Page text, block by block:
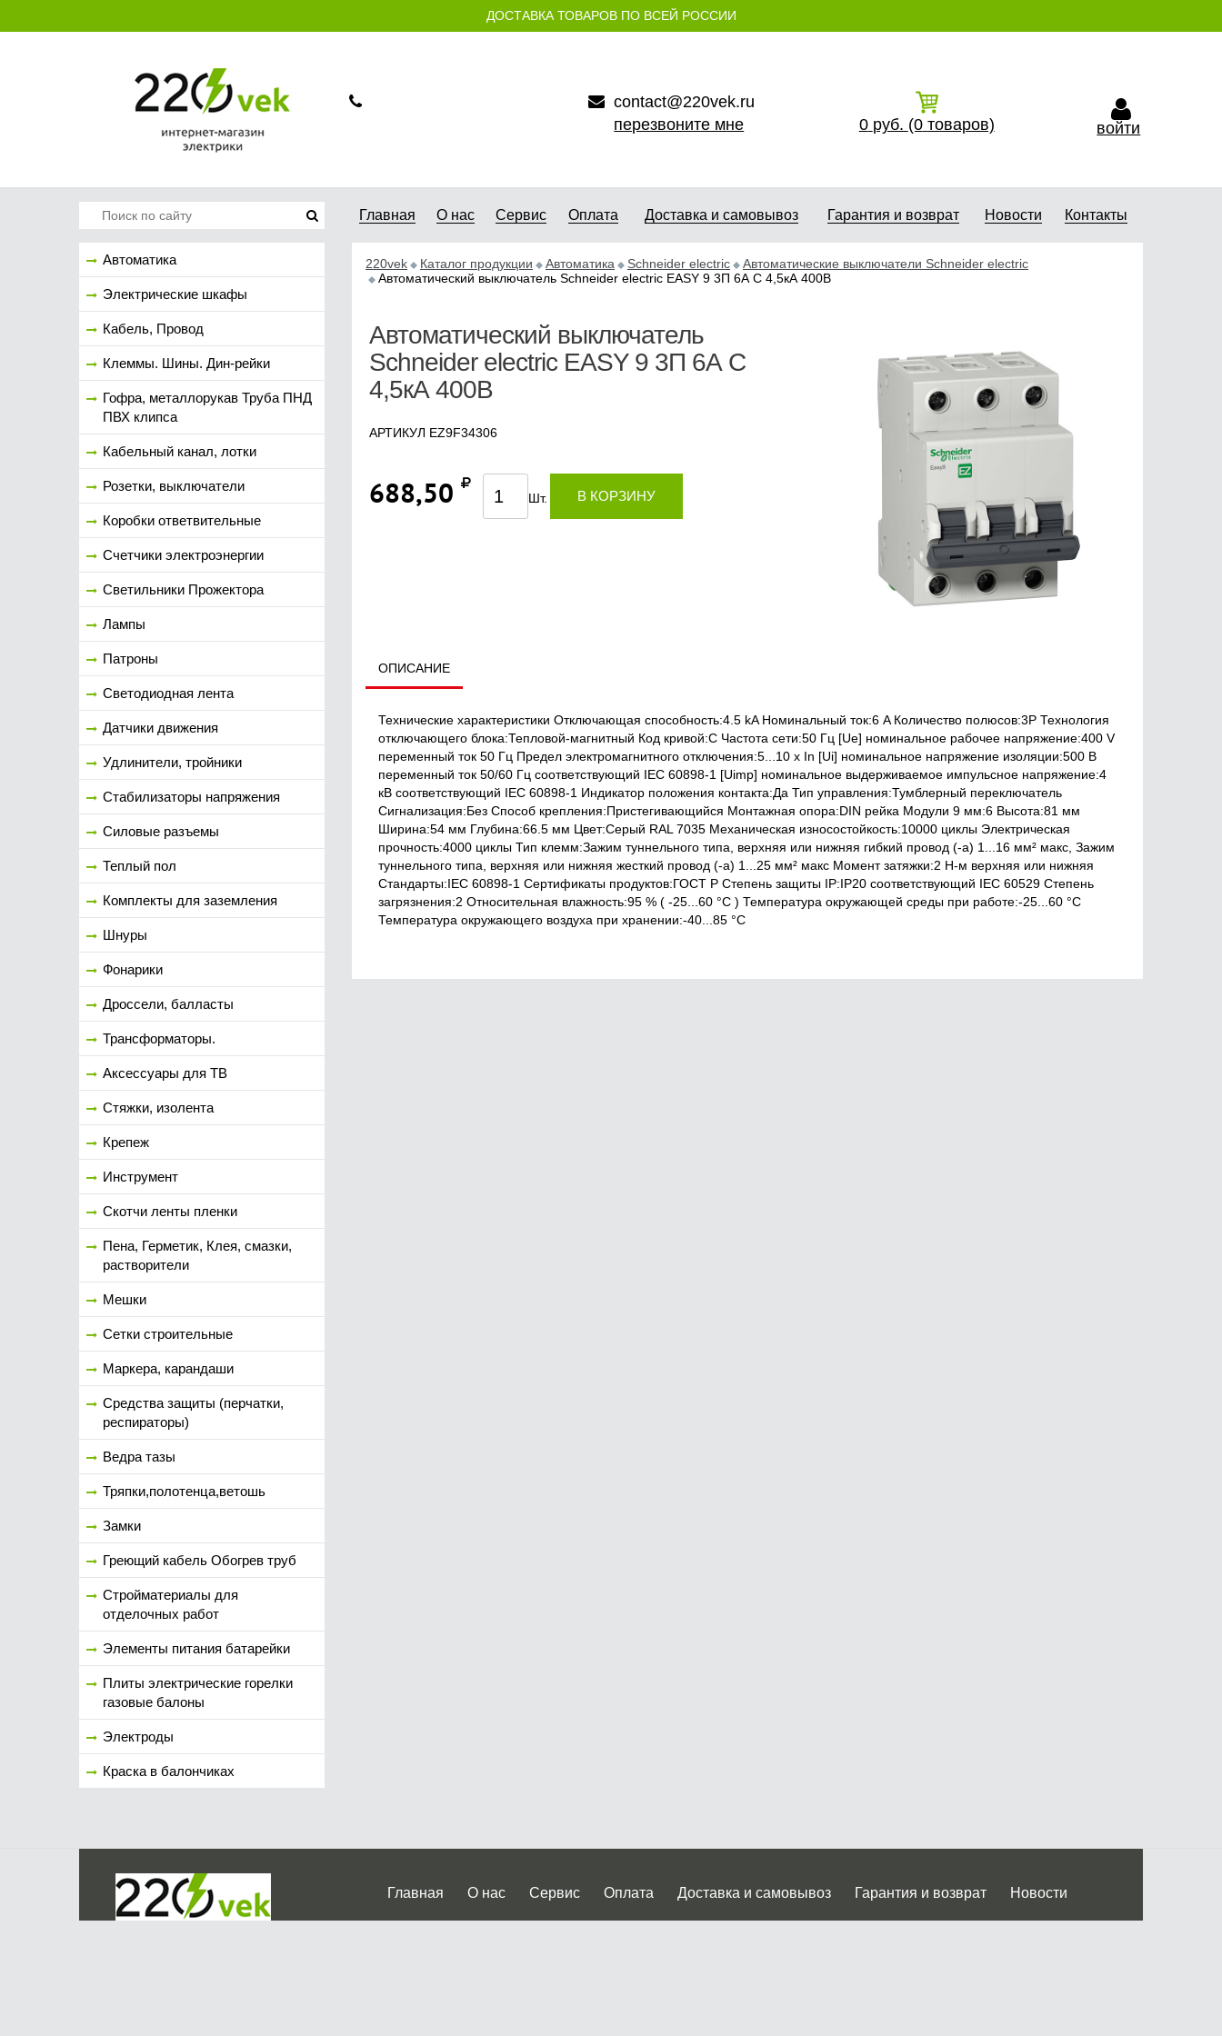
ДОСТАВКА ТОВАРОВ ПО ВСЕЙ РОССИИ
contact@220vek.ru
перезвоните мне
0 руб. (0 товаров) войти
Автоматика
Электрические шкафы
Кабель, Провод
Клеммы. Шины. Дин-рейки
Гофра, металлорукав Труба ПНД
ПВХ клипса
Кабельный канал, лотки
Розетки, выключатели
Коробки ответвительные
Счетчики электроэнергии
Светильники Прожектора
Лампы
Патроны
Светодиодная лента
Датчики движения
Удлинители, тройники
Стабилизаторы напряжения
Силовые разъемы
Теплый пол
Комплекты для заземления
Шнуры
Фонарики
Дроссели, балласты
Трансформаторы.
Аксессуары для ТВ
Стяжки, изолента
Крепеж
Инструмент
Скотчи ленты пленки
Пена, Герметик, Клея, смазки,
растворители
Мешки
Сетки строительные
Маркера, карандаши
Средства защиты (перчатки,
респираторы)
Ведра тазы
Тряпки,полотенца,ветошь
Замки
Греющий кабель Обогрев труб
Стройматериалы для
отделочных работ
Элементы питания батарейки
Плиты электрические горелки
газовые балоны
Электроды
Краска в балончиках
Главная О нас Сервис Оплата Доставка и самовывоз Гарантия и возврат Новости Контакты
220vek Каталог продукции Автоматика Schneider electric
Автоматические выключатели Schneider electric
Автоматический выключатель Schneider electric EASY 9 3П 6А С 4,5кА 400В
Автоматический выключатель
Schneider electric EASY 9 3П 6А С
4,5кА 400В
АРТИКУЛ EZ9F34306
688,50 Шт. В КОРЗИНУ
ОПИСАНИЕ
Технические характеристики Отключающая способность:4.5 kA Номинальный ток:6 A Количество полюсов:3P Технология
отключающего блока:Тепловой-магнитный Код кривой:C Частота сети:50 Гц [Ue] номинальное рабочее напряжение:400 V
переменный ток 50 Гц Предел электромагнитного отключения:5...10 x In [Ui] номинальное напряжение изоляции:500 В
переменный ток 50/60 Гц соответствующий IEC 60898-1 [Uimp] номинальное выдерживаемое импульсное напряжение:4
кВ соответствующий IEC 60898-1 Индикатор положения контакта:Да Тип управления:Тумблерный переключатель
Сигнализация:Без Способ крепления:Пристегивающийся Монтажная опора:DIN рейка Модули 9 мм:6 Высота:81 мм
Ширина:54 мм Глубина:66.5 мм Цвет:Серый RAL 7035 Механическая износостойкость:10000 циклы Электрическая
прочность:4000 циклы Тип клемм:Зажим туннельного типа, верхняя или нижняя гибкий провод (-а) 1...16 мм² макс, Зажим
туннельного типа, верхняя или нижняя жесткий провод (-а) 1...25 мм² макс Момент затяжки:2 Н-м верхняя или нижняя
Стандарты:IEC 60898-1 Сертификаты продуктов:ГОСТ Р Cтепень защиты IP:IP20 соответствующий IEC 60529 Степень
загрязнения:2 Относительная влажность:95 % ( -25...60 °C ) Температура окружающей среды при работе:-25...60 °C
Температура окружающего воздуха при хранении:-40...85 °C
Главная О нас Сервис Оплата Доставка и самовывоз Гарантия и возврат Новости